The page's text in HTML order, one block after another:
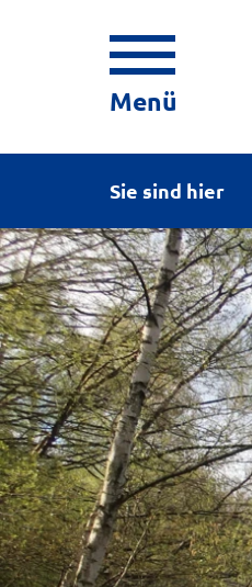
Menü
Sie sind hier